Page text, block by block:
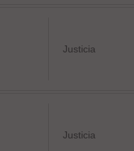
Justicia
Justicia